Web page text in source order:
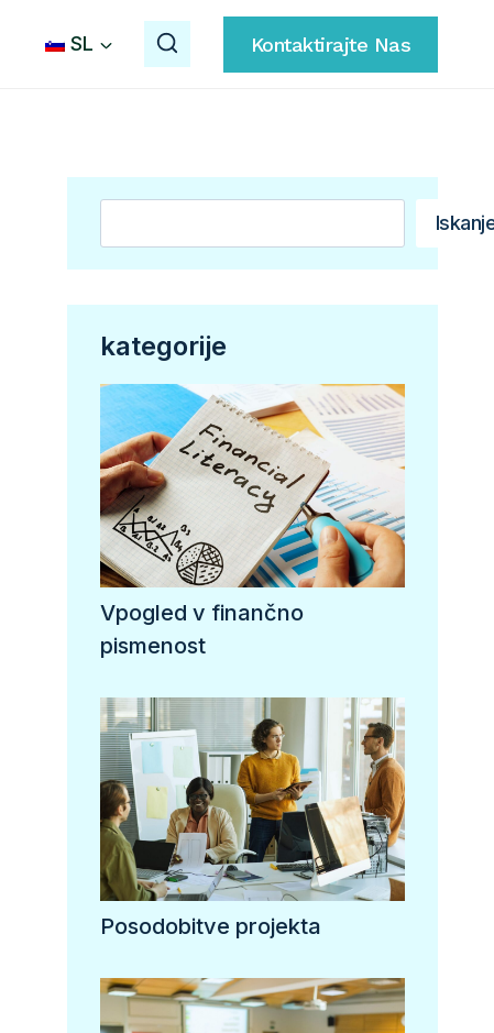
SL Kontaktirajte Nas
kategorije
Vpogled v finančno
pismenost
Posodobitve projekta